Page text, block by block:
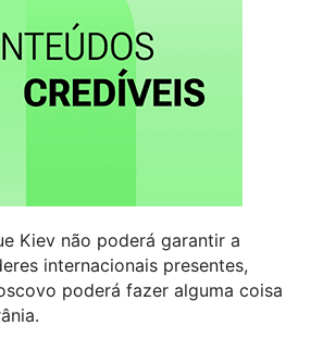
Kiev não poderá garantir a
internacionais presentes,
poderá fazer alguma coisa